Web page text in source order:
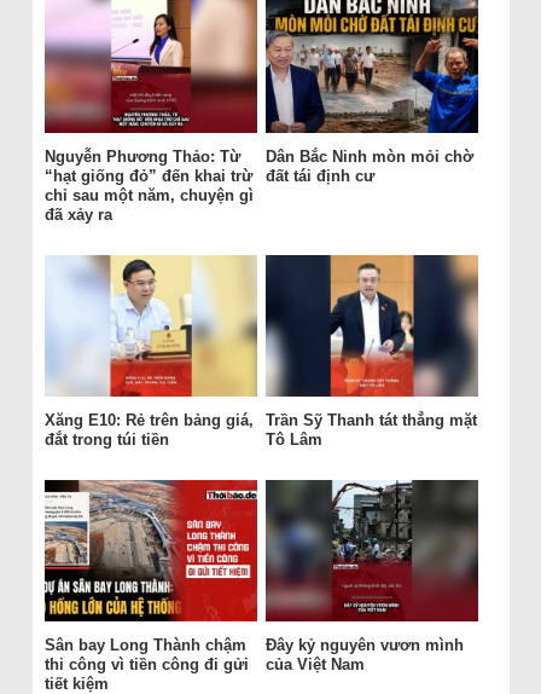
Nguyễn Phương Thảo: Từ
“hạt giống đỏ” đến khai trừ
chỉ sau một năm, chuyện gì
đã xảy ra
Dân Bắc Ninh mòn mỏi chờ
đất tái định cư
Xăng E10: Rẻ trên bảng giá,
đắt trong túi tiền
Trần Sỹ Thanh tát thẳng mặt
Tô Lâm
Sân bay Long Thành chậm
thi công vì tiền công đi gửi
tiết kiệm
Đây kỷ nguyên vươn mình
của Việt Nam